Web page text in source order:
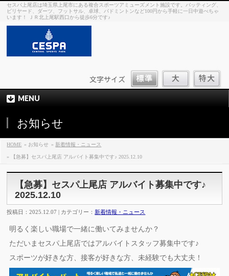
セスパ上尾店は埼玉県上尾市にある複合スポーツアミューズメント施設です。バッティング、
ビリヤード、ダーツ、フットサル、卓球、バドミントンなど100円から手軽に一日中遊べちゃ
います！ ＪＲ北上尾駅西口から徒歩6分です♪
MENU
お知らせ
HOME » お知らせ » 新着情報・ニュース
» 【急募】セスパ上尾店 アルバイト募集中です♪ 2025.12.10
【急募】セスパ上尾店 アルバイト募集中です♪
2025.12.10
投稿日：2025.12.07 | カテゴリー： 新着情報・ニュース
明るく楽しい職場で一緒に働いてみませんか？
ただいまセスパ上尾店ではアルバイトスタッフ募集中です♪
スポーツが好きな方、接客が好きな方、未経験でも大丈夫！